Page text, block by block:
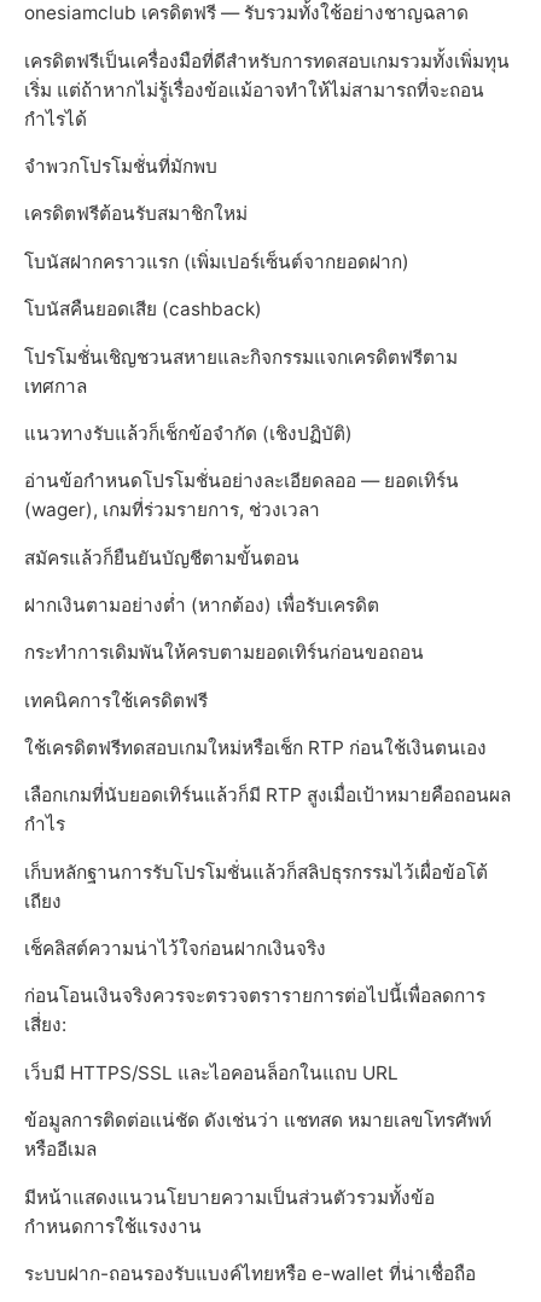
onesiamclub เครดิตฟรี — รับรวมทั้งใช้อย่างชาญฉลาด
เครดิตฟรีเป็นเครื่องมือที่ดีสำหรับการทดสอบเกมรวมทั้งเพิ่มทุน
เริ่ม แต่ถ้าหากไม่รู้เรื่องข้อแม้อาจทำให้ไม่สามารถที่จะถอน
กำไรได้
จำพวกโปรโมชั่นที่มักพบ
เครดิตฟรีต้อนรับสมาชิกใหม่
โบนัสฝากคราวแรก (เพิ่มเปอร์เซ็นต์จากยอดฝาก)
โบนัสคืนยอดเสีย (cashback)
โปรโมชั่นเชิญชวนสหายและกิจกรรมแจกเครดิตฟรีตาม
เทศกาล
แนวทางรับแล้วก็เช็กข้อจำกัด (เชิงปฏิบัติ)
อ่านข้อกำหนดโปรโมชั่นอย่างละเอียดลออ — ยอดเทิร์น
(wager), เกมที่ร่วมรายการ, ช่วงเวลา
สมัครแล้วก็ยืนยันบัญชีตามขั้นตอน
ฝากเงินตามอย่างต่ำ (หากต้อง) เพื่อรับเครดิต
กระทำการเดิมพันให้ครบตามยอดเทิร์นก่อนขอถอน
เทคนิคการใช้เครดิตฟรี
ใช้เครดิตฟรีทดสอบเกมใหม่หรือเช็ก RTP ก่อนใช้เงินตนเอง
เลือกเกมที่นับยอดเทิร์นแล้วก็มี RTP สูงเมื่อเป้าหมายคือถอนผล
กำไร
เก็บหลักฐานการรับโปรโมชั่นแล้วก็สลิปธุรกรรมไว้เผื่อข้อโต้
เถียง
เช็คลิสต์ความน่าไว้ใจก่อนฝากเงินจริง
ก่อนโอนเงินจริงควรจะตรวจตรารายการต่อไปนี้เพื่อลดการ
เสี่ยง:
เว็บมี HTTPS/SSL และไอคอนล็อกในแถบ URL
ข้อมูลการติดต่อแน่ชัด ดังเช่นว่า แชทสด หมายเลขโทรศัพท์
หรืออีเมล
มีหน้าแสดงแนวนโยบายความเป็นส่วนตัวรวมทั้งข้อ
กำหนดการใช้แรงงาน
ระบบฝาก-ถอนรองรับแบงค์ไทยหรือ e-wallet ที่น่าเชื่อถือ